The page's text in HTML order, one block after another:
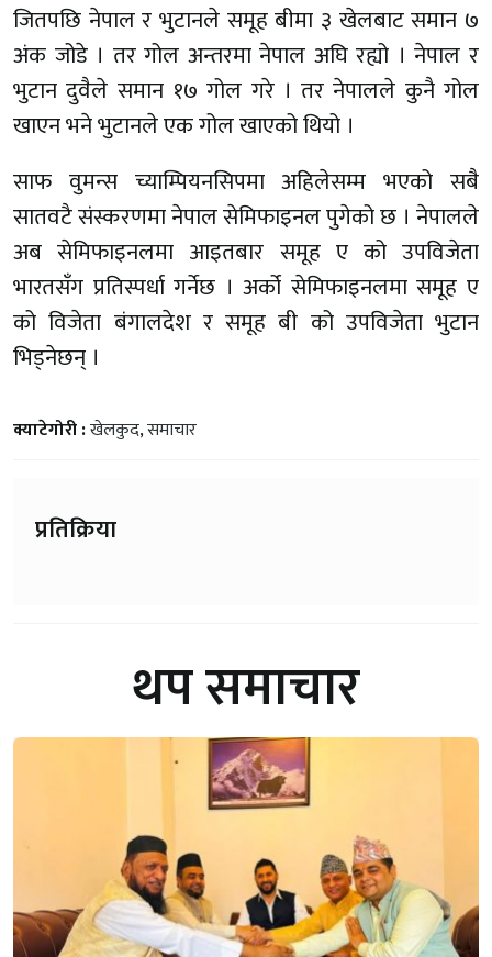
जितपछि नेपाल र भुटानले समूह बीमा ३ खेलबाट समान ७
अंक जोडे । तर गोल अन्तरमा नेपाल अघि रह्यो । नेपाल र
भुटान दुवैले समान १७ गोल गरे । तर नेपालले कुनै गोल
खाएन भने भुटानले एक गोल खाएको थियो ।
साफ वुमन्स च्याम्पियनसिपमा अहिलेसम्म भएको सबै
सातवटै संस्करणमा नेपाल सेमिफाइनल पुगेको छ । नेपालले
अब सेमिफाइनलमा आइतबार समूह ए को उपविजेता
भारतसँग प्रतिस्पर्धा गर्नेछ । अर्को सेमिफाइनलमा समूह ए
को विजेता बंगालदेश र समूह बी को उपविजेता भुटान
भिड्नेछन् ।
क्याटेगोरी :खेलकुद,समाचार
प्रतिक्रिया
थप समाचार